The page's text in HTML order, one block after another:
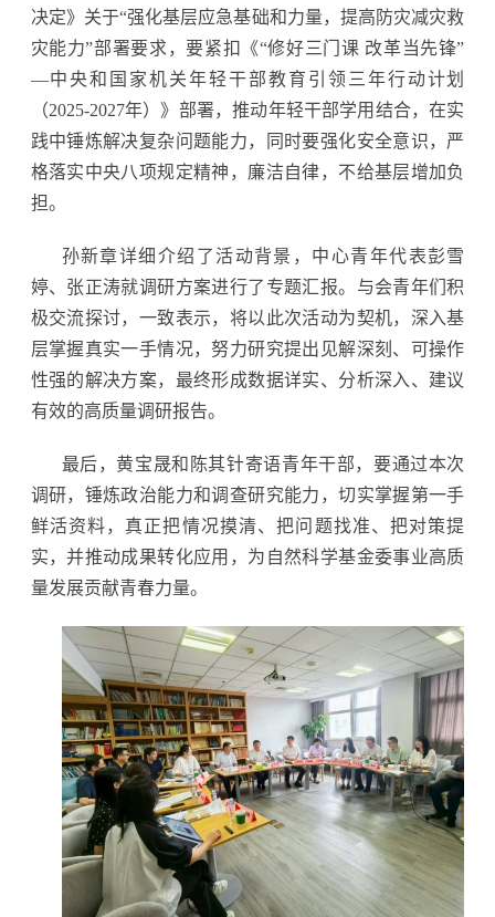
决定》关于“强化基层应急基础和力量，提高防灾减灾救
灾能力”部署要求，要紧扣《“修好三门课 改革当先锋”
—中央和国家机关年轻干部教育引领三年行动计划
（2025-2027年）》部署，推动年轻干部学用结合，在实
践中锤炼解决复杂问题能力，同时要强化安全意识，严
格落实中央八项规定精神，廉洁自律，不给基层增加负
担。
孙新章详细介绍了活动背景，中心青年代表彭雪
婷、张正涛就调研方案进行了专题汇报。与会青年们积
极交流探讨，一致表示，将以此次活动为契机，深入基
层掌握真实一手情况，努力研究提出见解深刻、可操作
性强的解决方案，最终形成数据详实、分析深入、建议
有效的高质量调研报告。
最后，黄宝晟和陈其针寄语青年干部，要通过本次
调研，锤炼政治能力和调查研究能力，切实掌握第一手
鲜活资料，真正把情况摸清、把问题找准、把对策提
实，并推动成果转化应用，为自然科学基金委事业高质
量发展贡献青春力量。